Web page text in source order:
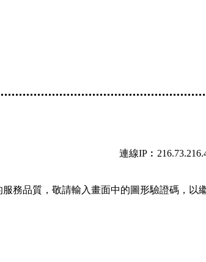
連線
務品質，敬請輸入畫面中的圖形驗證碼，以